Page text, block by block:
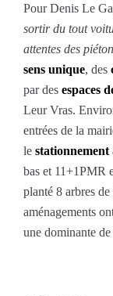
Pour Denis Le
sortir du tout
attentes des
sens unique, des
par des espaces
Leur Vras.
entrées de la
le stationnement
bas et 11+1PMR
planté 8 arbres
aménagements
une dominante de